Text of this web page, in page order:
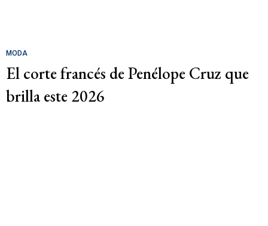
MODA
El corte francés de Penélope Cruz que
brilla este 2026